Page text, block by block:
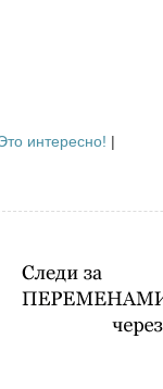
интересно! |